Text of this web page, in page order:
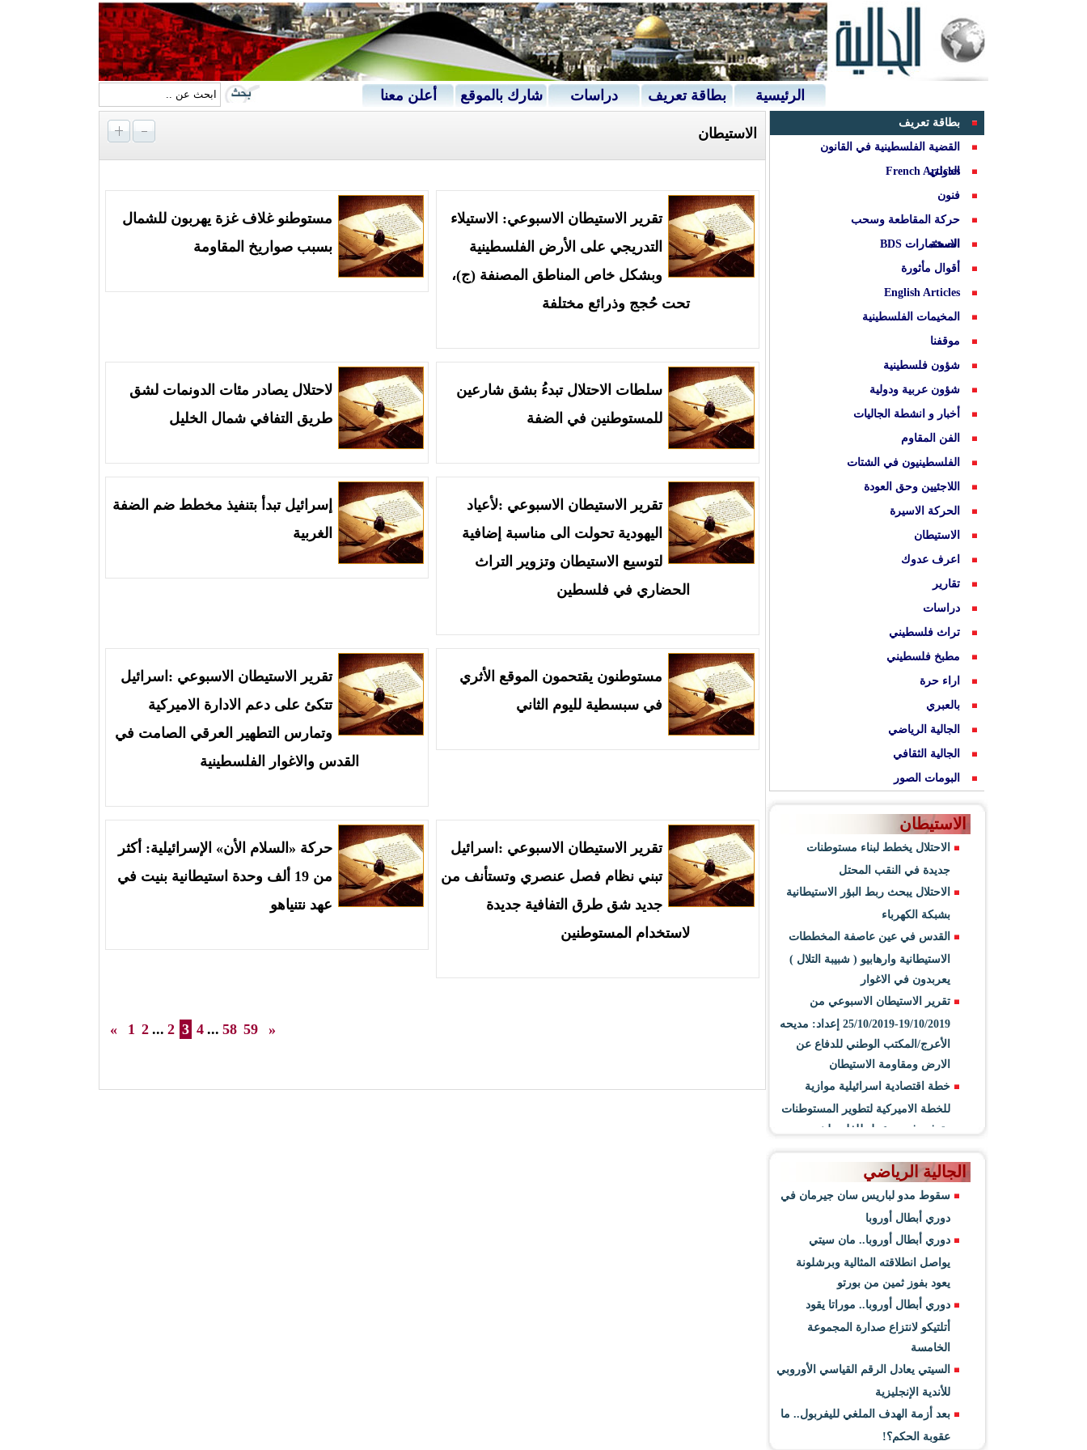
الرئيسية بطاقة تعريف دراسات شارك بالموقع أعلن معنا
بطاقة تعريف
القضية الفلسطينية في القانون
الدولي
French Articles
فنون
حركة المقاطعة وسحب
الاستثمارات BDS
الصحة
أقوال مأثورة
English Articles
المخيمات الفلسطينية
موقفنا
شؤون فلسطينية
شؤون عربية ودولية
أخبار و انشطة الجاليات
الفن المقاوم
الفلسطينيون في الشتات
اللاجئيين وحق العودة
الحركة الاسيرة
الاستيطان
اعرف عدوك
تقارير
دراسات
تراث فلسطيني
مطبخ فلسطيني
اراء حرة
بالعبري
الجالية الرياضي
الجالية الثقافي
البومات الصور
الاستيطان
الاحتلال يخطط لبناء مستوطنات
جديدة في النقب المحتل
الاحتلال يبحث ربط البؤر الاستيطانية
بشبكة الكهرباء
القدس في عين عاصفة المخططات
الاستيطانية وارهابيو ( شبيبة التلال )
يعربدون في الاغوار
تقرير الاستيطان الاسبوعي من
19/10/2019-25/10/2019 إعداد: مديحه
الأعرج/المكتب الوطني للدفاع عن
الارض ومقاومة الاستيطان
خطة اقتصادية اسرائيلية موازية
للخطة الاميركية لتطوير المستوطنات
وتوفير فرص عمل للفلسطينيين
الجالية الرياضي
سقوط مدو لباريس سان جيرمان في
دوري أبطال أوروبا
دوري أبطال أوروبا.. مان سيتي
يواصل انطلاقته المثالية وبرشلونة
يعود بفوز ثمين من بورتو
دوري أبطال أوروبا.. موراتا يقود
أتلتيكو لانتزاع صدارة المجموعة
الخامسة
السيتي يعادل الرقم القياسي الأوروبي
للأندية الإنجليزية
بعد أزمة الهدف الملغي لليفربول.. ما
عقوبة الحكم؟!
الاستيطان
تقرير الاستيطان الاسبوعي: الاستيلاء
التدريجي على الأرض الفلسطينية
وبشكل خاص المناطق المصنفة (ج)،
تحت حُجج وذرائع مختلفة
مستوطنو غلاف غزة يهربون للشمال
بسبب صواريخ المقاومة
سلطات الاحتلال تبدءُ بشق شارعين
للمستوطنين في الضفة
لاحتلال يصادر مئات الدونمات لشق
طريق التفافي شمال الخليل
تقرير الاستيطان الاسبوعي :لأعياد
اليهودية تحولت الى مناسبة إضافية
لتوسيع الاستيطان وتزوير التراث
الحضاري في فلسطين
إسرائيل تبدأ بتنفيذ مخطط ضم الضفة
الغربية
مستوطنون يقتحمون الموقع الأثري
في سبسطية لليوم الثاني
تقرير الاستيطان الاسبوعي :اسرائيل
تتكئ على دعم الادارة الاميركية
وتمارس التطهير العرقي الصامت في
القدس والاغوار الفلسطينية
تقرير الاستيطان الاسبوعي :اسرائيل
تبني نظام فصل عنصري وتستأنف من
جديد شق طرق التفافية جديدة
لاستخدام المستوطنين
حركة «السلام الأن» الإسرائيلية: أكثر
من 19 ألف وحدة استيطانية بنيت في
عهد نتنياهو
« 1 2 ... 2 3 4 ... 58 59 »